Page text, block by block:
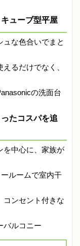
ューブ型平屋
な色合いでまと
るだけでなく、
の洗面台
たコスパを追
を中心に、家族が
ルームで室内干
コンセント付きな
バルコニー